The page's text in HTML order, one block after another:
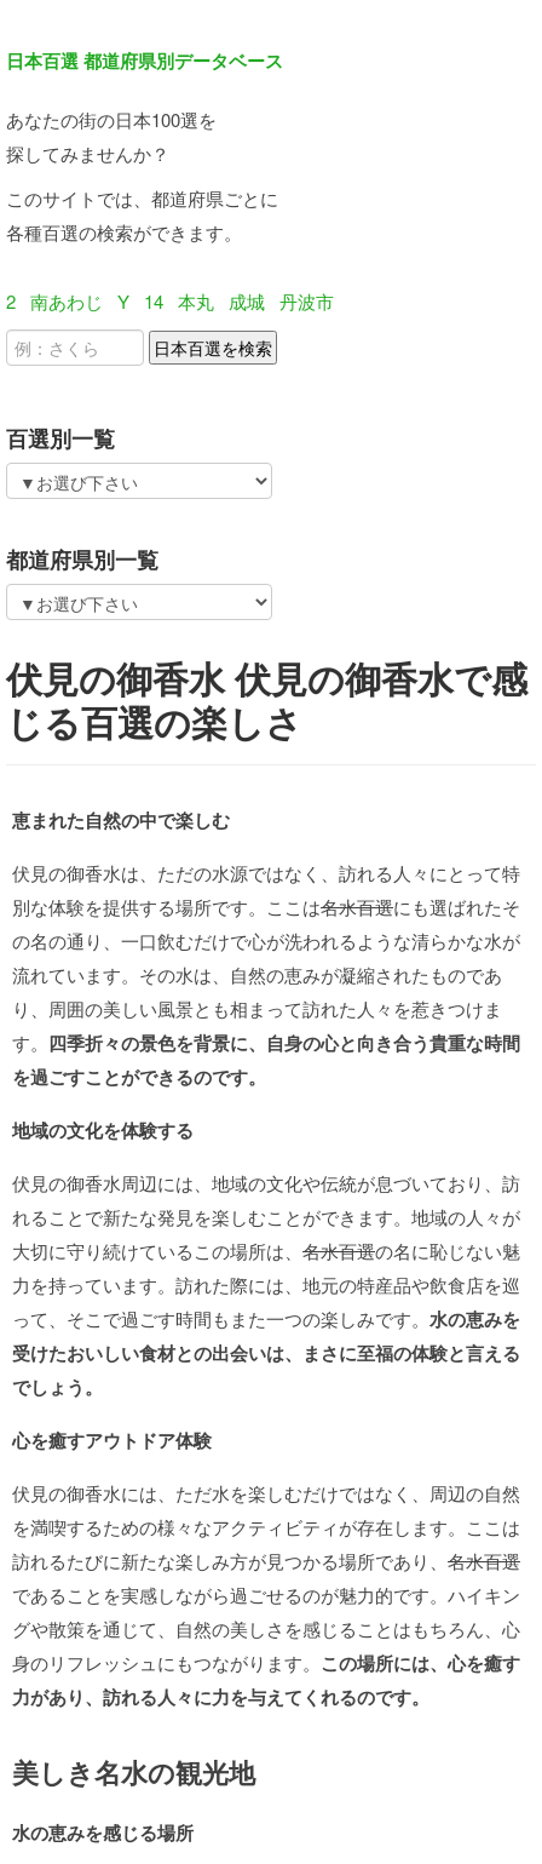
日本百選 都道府県別データベース
あなたの街の日本100選を
探してみませんか？
このサイトでは、都道府県ごとに
各種百選の検索ができます。
2 南あわじ Y 14 本丸 成城 丹波市
百選別一覧
都道府県別一覧
伏見の御香水 伏見の御香水で感
じる百選の楽しさ
恵まれた自然の中で楽しむ
伏見の御香水は、ただの水源ではなく、訪れる人々にとって特
別な体験を提供する場所です。ここは名水百選にも選ばれたそ
の名の通り、一口飲むだけで心が洗われるような清らかな水が
流れています。その水は、自然の恵みが凝縮されたものであ
り、周囲の美しい風景とも相まって訪れた人々を惹きつけま
す。 四季折々の景色を背景に、自身の心と向き合う貴重な時間
を過ごすことができるのです。
地域の文化を体験する
伏見の御香水周辺には、地域の文化や伝統が息づいており、訪
れることで新たな発見を楽しむことができます。地域の人々が
大切に守り続けているこの場所は、 名水百選の名に恥じない魅
力を持っています。訪れた際には、地元の特産品や飲食店を巡
って、そこで過ごす時間もまた一つの楽しみです。 水の恵みを
受けたおいしい食材との出会いは、まさに至福の体験と言える
でしょう。
心を癒すアウトドア体験
伏見の御香水には、ただ水を楽しむだけではなく、周辺の自然
を満喫するための様々なアクティビティが存在します。ここは
訪れるたびに新たな楽しみ方が見つかる場所であり、 名水百選
であることを実感しながら過ごせるのが魅力的です。ハイキン
グや散策を通じて、自然の美しさを感じることはもちろん、心
身のリフレッシュにもつながります。 この場所には、心を癒す
力があり、訪れる人々に力を与えてくれるのです。
美しき名水の観光地
水の恵みを感じる場所